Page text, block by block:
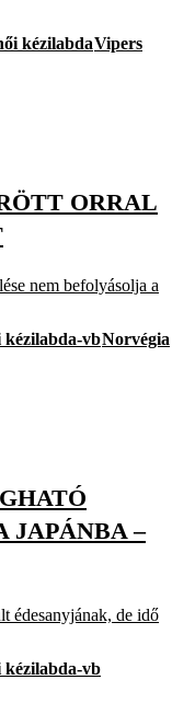
kézilabdaVipers
ORRAL
nem befolyásolja a
kézilabda-vbNorvégia
JAPÁNBA –
édesanyjának, de idő
kézilabda-vb